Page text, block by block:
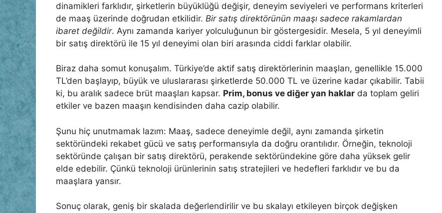
dinamikleri farklıdır, şirketlerin büyüklüğü değişir, deneyim seviyeleri ve performans kriterleri
de maaş üzerinde doğrudan etkilidir. Bir satış direktörünün maaşı sadece rakamlardan
ibaret değildir. Aynı zamanda kariyer yolculuğunun bir göstergesidir. Mesela, 5 yıl deneyimli
bir satış direktörü ile 15 yıl deneyimi olan biri arasında ciddi farklar olabilir.
Biraz daha somut konuşalım. Türkiye’de aktif satış direktörlerinin maaşları, genellikle 15.000
TL’den başlayıp, büyük ve uluslararası şirketlerde 50.000 TL ve üzerine kadar çıkabilir. Tabii
ki, bu aralık sadece brüt maaşları kapsar. Prim, bonus ve diğer yan haklar da toplam geliri
etkiler ve bazen maaşın kendisinden daha cazip olabilir.
Şunu hiç unutmamak lazım: Maaş, sadece deneyimle değil, aynı zamanda şirketin
sektöründeki rekabet gücü ve satış performansıyla da doğru orantılıdır. Örneğin, teknoloji
sektöründe çalışan bir satış direktörü, perakende sektöründekine göre daha yüksek gelir
elde edebilir. Çünkü teknoloji ürünlerinin satış stratejileri ve hedefleri farklıdır ve bu da
maaşlara yansır.
Sonuç olarak, geniş bir skalada değerlendirilir ve bu skalayı etkileyen birçok değişken